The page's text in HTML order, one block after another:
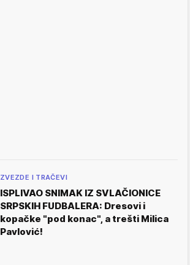
ZVEZDE I TRAČEVI
ISPLIVAO SNIMAK IZ SVLAČIONICE
SRPSKIH FUDBALERA: Dresovi i
kopačke "pod konac", a trešti Milica
Pavlović!